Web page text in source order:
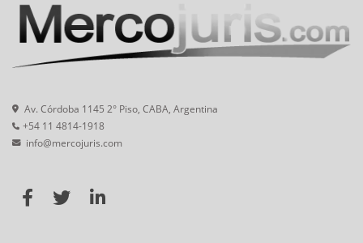
Av. Córdoba 1145 2° Piso, CABA, Argentina
+54 11 4814-1918
info@mercojuris.com